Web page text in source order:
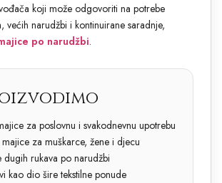
koji može odgovoriti na potrebe
većih narudžbi i kontinuirane saradnje,
po narudžbi.
za poslovnu i svakodnevnu upotrebu
majice za muškarce, žene i djecu
dugih rukava po narudžbi
kao dio šire tekstilne ponude